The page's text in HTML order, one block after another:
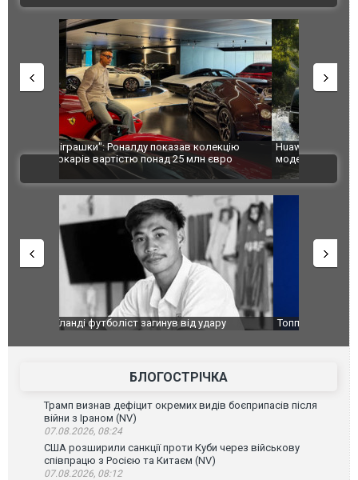
Huawei виходить на ринок позашляховиків з
моделлю Stelato G9. ФОТО
Росія
ВІДЕО
Топпосадовцю Повітряних Сил вручили нову
Сили
атаку.
БЛОГОСТРІЧКА
Трамп визнав дефіцит окремих видів боєприпасів після
війни з Іраном (NV)
07.08.2026, 08:24
США розширили санкції проти Куби через військову
співпрацю з Росією та Китаєм (NV)
07.08.2026, 08:12